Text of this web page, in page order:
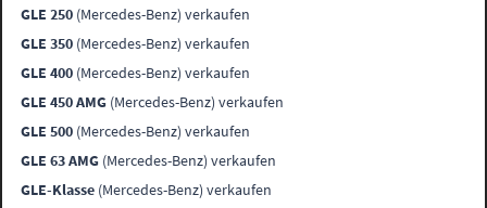
GLE 250 (Mercedes-Benz) verkaufen
GLE 350 (Mercedes-Benz) verkaufen
GLE 400 (Mercedes-Benz) verkaufen
GLE 450 AMG (Mercedes-Benz) verkaufen
GLE 500 (Mercedes-Benz) verkaufen
GLE 63 AMG (Mercedes-Benz) verkaufen
GLE-Klasse (Mercedes-Benz) verkaufen